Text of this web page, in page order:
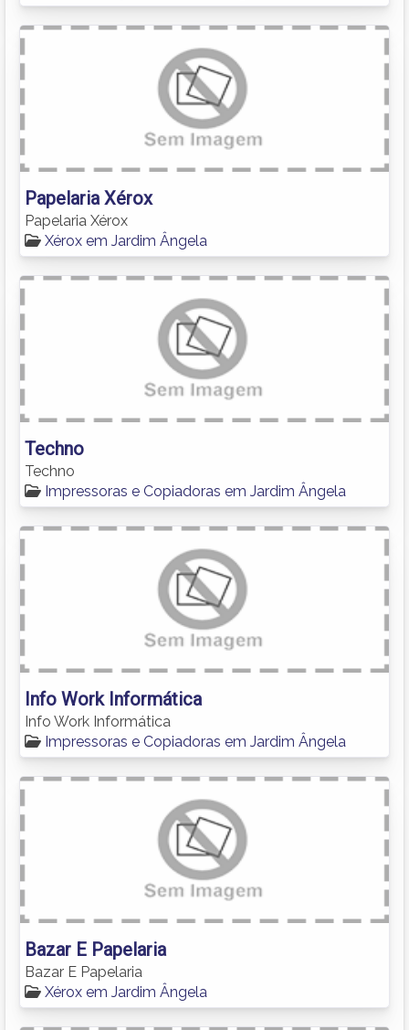
Papelaria Xérox
Papelaria Xérox
Xérox em Jardim Ângela
Techno
Techno
Impressoras e Copiadoras em Jardim Ângela
Info Work Informática
Info Work Informática
Impressoras e Copiadoras em Jardim Ângela
Bazar E Papelaria
Bazar E Papelaria
Xérox em Jardim Ângela